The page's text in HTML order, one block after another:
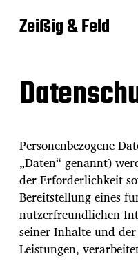
Zeißig & Feld
Personenbezogene
„Daten“ genannt)
der Erforderlichkeit
Bereitstellung eines
nutzerfreundlichen
seiner Inhalte und
Leistungen,